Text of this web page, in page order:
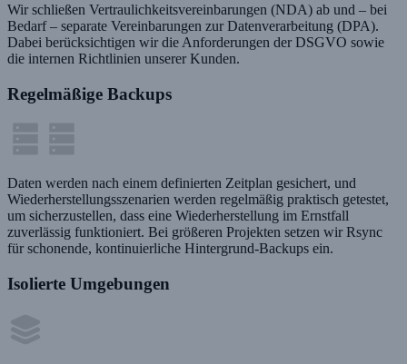
Wir schließen Vertraulichkeitsvereinbarungen (NDA) ab und – bei
Bedarf – separate Vereinbarungen zur Datenverarbeitung (DPA).
Dabei berücksichtigen wir die Anforderungen der DSGVO sowie
die internen Richtlinien unserer Kunden.
Regelmäßige Backups
Daten werden nach einem definierten Zeitplan gesichert, und
Wiederherstellungsszenarien werden regelmäßig praktisch getestet,
um sicherzustellen, dass eine Wiederherstellung im Ernstfall
zuverlässig funktioniert. Bei größeren Projekten setzen wir Rsync
für schonende, kontinuierliche Hintergrund-Backups ein.
Isolierte Umgebungen